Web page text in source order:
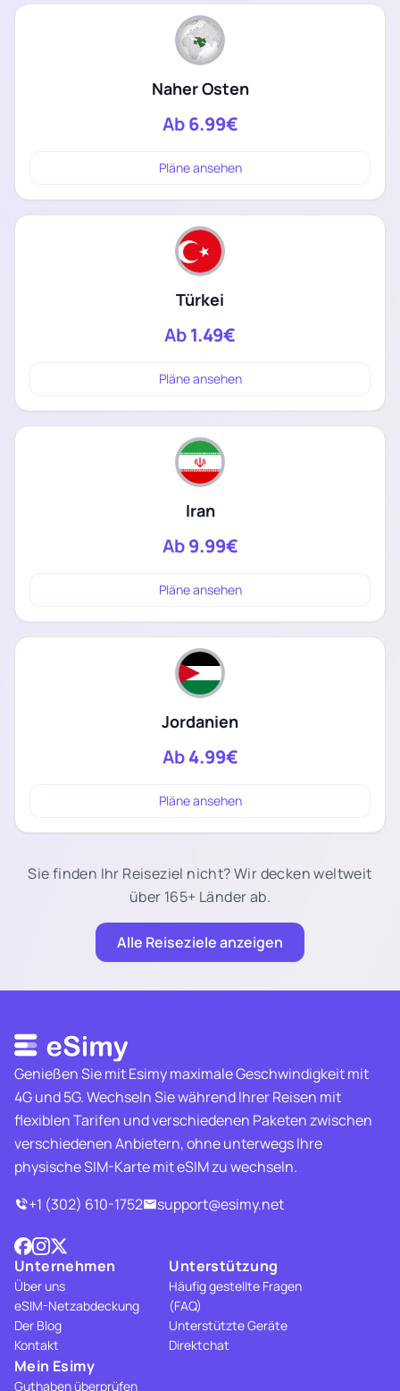
Naher Osten
Ab6.99€
Pläne ansehen
Türkei
Ab1.49€
Pläne ansehen
Iran
Ab9.99€
Pläne ansehen
Jordanien
Ab4.99€
Pläne ansehen
Sie finden Ihr Reiseziel nicht? Wir decken weltweit
über 165+ Länder ab.
Alle Reiseziele anzeigen
Genießen Sie mit Esimy maximale Geschwindigkeit mit
4G und 5G. Wechseln Sie während Ihrer Reisen mit
flexiblen Tarifen und verschiedenen Paketen zwischen
verschiedenen Anbietern, ohne unterwegs Ihre
physische SIM-Karte mit eSIM zu wechseln.
+1 (302) 610-1752
support@esimy.net
Unternehmen
Über uns
eSIM-Netzabdeckung
Der Blog
Kontakt
Unterstützung
Häufig gestellte Fragen
(FAQ)
Unterstützte Geräte
Direktchat
Mein Esimy
Guthaben überprüfen